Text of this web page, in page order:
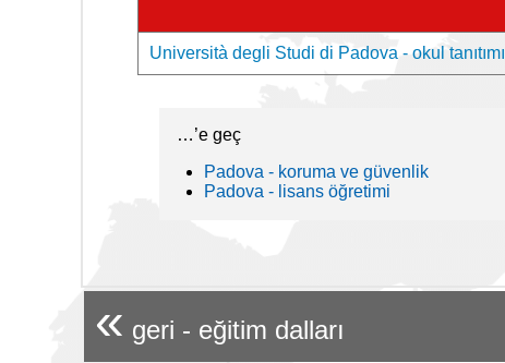
Università degli Studi di Padova - okul tanıtımı
…’e geç
Padova - koruma ve güvenlik
Padova - lisans öğretimi
« geri - eğitim dalları